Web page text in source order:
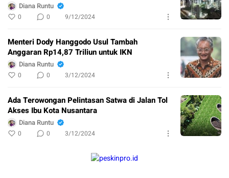
Diana Runtu
0 0 9/12/2024
Menteri Dody Hanggodo Usul Tambah
Anggaran Rp14,87 Triliun untuk IKN
Diana Runtu
0 0 3/12/2024
Ada Terowongan Pelintasan Satwa di Jalan Tol
Akses Ibu Kota Nusantara
Diana Runtu
0 0 3/12/2024